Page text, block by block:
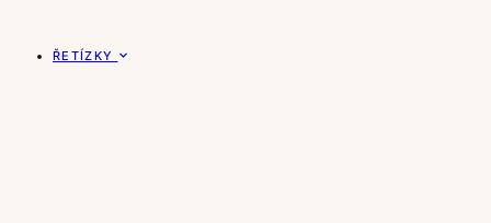
ŘETÍZKY